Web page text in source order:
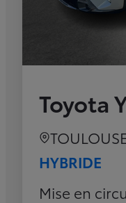
Toyota
HYBRIDE
Mise en